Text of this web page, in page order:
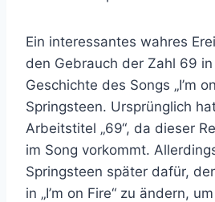
Ein interessantes wahres
den Gebrauch der Zahl 69
Geschichte des Songs „I’m
Springsteen. Ursprünglich
Arbeitstitel „69“, da dieser
im Song vorkommt.
Springsteen später dafür,
in „I’m on Fire“ zu ändern,